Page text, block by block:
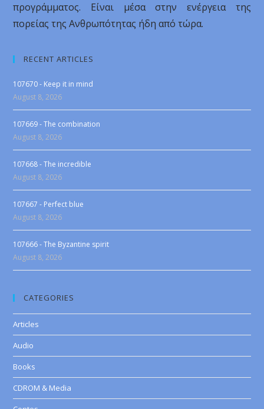
προγράμματος. Είναι μέσα στην ενέργεια της
πορείας της Ανθρωπότητας ήδη από τώρα.
RECENT ARTICLES
107670 - Keep it in mind
August 8, 2026
107669 - The combination
August 8, 2026
107668 - The incredible
August 8, 2026
107667 - Perfect blue
August 8, 2026
107666 - The Byzantine spirit
August 8, 2026
CATEGORIES
Articles
Audio
Books
CDROM & Media